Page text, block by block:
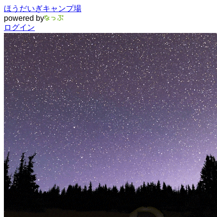
ほうだいぎキャンプ場
powered by
ログイン